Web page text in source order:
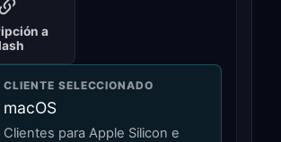
a
CLIENTE SELECCIONADO
macOS
Clientes para Apple Silicon e